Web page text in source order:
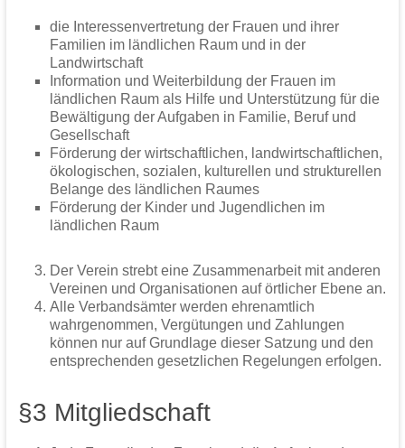
die Interessenvertretung der Frauen und ihrer
Familien im ländlichen Raum und in der
Landwirtschaft
Information und Weiterbildung der Frauen im
ländlichen Raum als Hilfe und Unterstützung für die
Bewältigung der Aufgaben in Familie, Beruf und
Gesellschaft
Förderung der wirtschaftlichen, landwirtschaftlichen,
ökologischen, sozialen, kulturellen und strukturellen
Belange des ländlichen Raumes
Förderung der Kinder und Jugendlichen im
ländlichen Raum
Der Verein strebt eine Zusammenarbeit mit anderen
Vereinen und Organisationen auf örtlicher Ebene an.
Alle Verbandsämter werden ehrenamtlich
wahrgenommen, Vergütungen und Zahlungen
können nur auf Grundlage dieser Satzung und den
entsprechenden gesetzlichen Regelungen erfolgen.
§3 Mitgliedschaft